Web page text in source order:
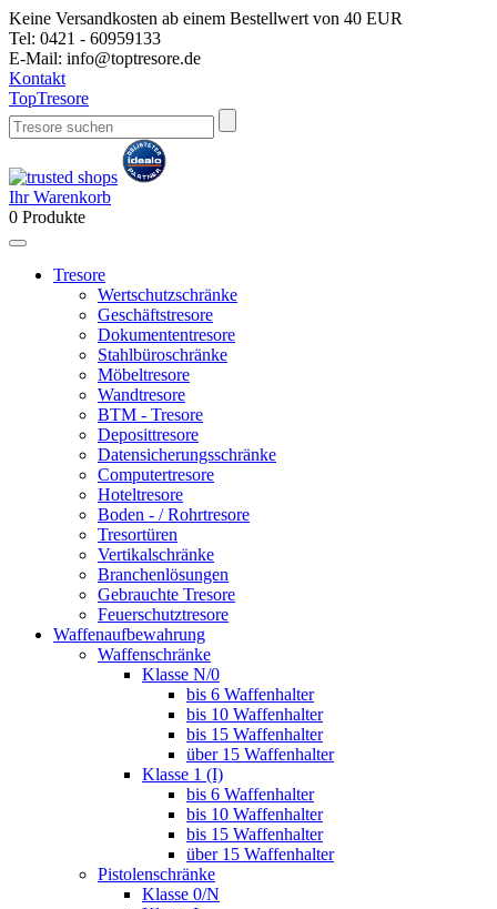
Keine Versandkosten ab einem Bestellwert von 40 EUR
Tel: 0421 - 60959133
E-Mail: info@toptresore.de
Kontakt
TopTresore
Ihr Warenkorb
0 Produkte
Tresore
Wertschutzschränke
Geschäftstresore
Dokumententresore
Stahlbüroschränke
Möbeltresore
Wandtresore
BTM - Tresore
Deposittresore
Datensicherungsschränke
Computertresore
Hoteltresore
Boden - / Rohrtresore
Tresortüren
Vertikalschränke
Branchenlösungen
Gebrauchte Tresore
Feuerschutztresore
Waffenaufbewahrung
Waffenschränke
Klasse N/0
bis 6 Waffenhalter
bis 10 Waffenhalter
bis 15 Waffenhalter
über 15 Waffenhalter
Klasse 1 (I)
bis 6 Waffenhalter
bis 10 Waffenhalter
bis 15 Waffenhalter
über 15 Waffenhalter
Pistolenschränke
Klasse 0/N